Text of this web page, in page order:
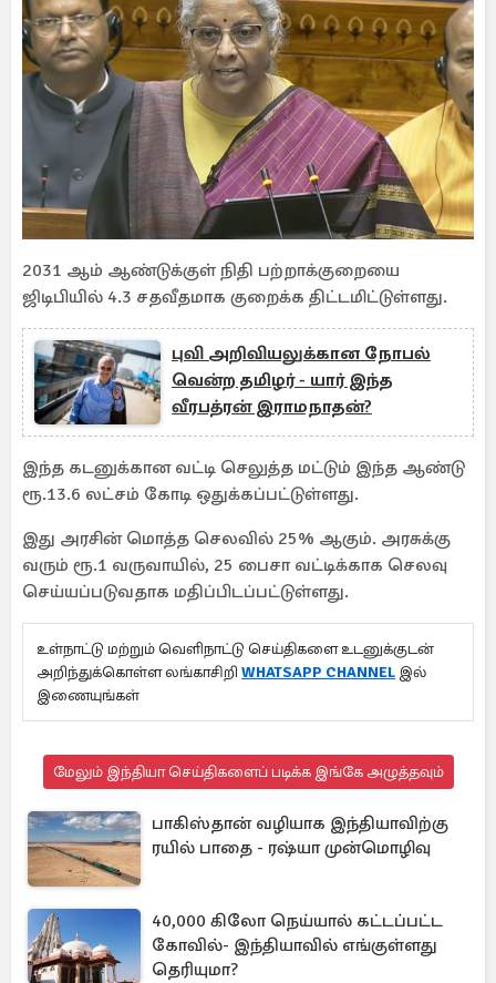
2031 ஆம் ஆண்டுக்குள் நிதி பற்றாக்குறையை
ஜிடிபியில் 4.3 சதவீதமாக குறைக்க திட்டமிட்டுள்ளது.
புவி அறிவியலுக்கான நோபல்
வென்ற தமிழர் - யார் இந்த
வீரபத்ரன் இராமநாதன்?
இந்த கடனுக்கான வட்டி செலுத்த மட்டும் இந்த ஆண்டு
ரூ.13.6 லட்சம் கோடி ஒதுக்கப்பட்டுள்ளது.
இது அரசின் மொத்த செலவில் 25% ஆகும். அரசுக்கு
வரும் ரூ.1 வருவாயில், 25 பைசா வட்டிக்காக செலவு
செய்யப்படுவதாக மதிப்பிடப்பட்டுள்ளது.
உள்நாட்டு மற்றும் வெளிநாட்டு செய்திகளை உடனுக்குடன்
அறிந்துக்கொள்ள லங்காசிறி WHATSAPP CHANNEL இல்
இணையுங்கள்
மேலும் இந்தியா செய்திகளைப் படிக்க இங்கே அழுத்தவும்
பாகிஸ்தான் வழியாக இந்தியாவிற்கு
ரயில் பாதை - ரஷ்யா முன்மொழிவு
40,000 கிலோ நெய்யால் கட்டப்பட்ட
கோவில்- இந்தியாவில் எங்குள்ளது
தெரியுமா?